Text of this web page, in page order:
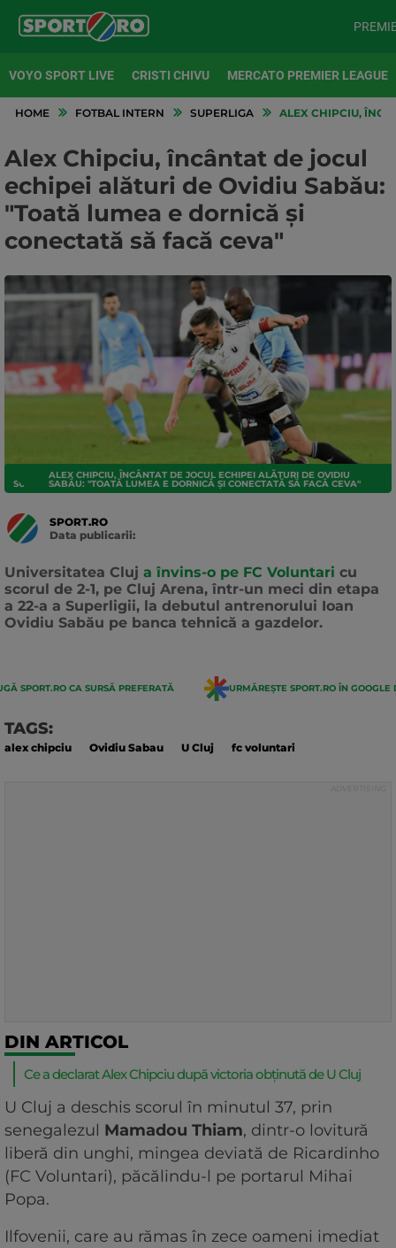
VOYO SPORT LIVE CRISTI CHIVU MERCATO PREMIER LEAGUE
HOME FOTBAL INTERN SUPERLIGA ALEX CHIPCIU,
Alex Chipciu, încântat de jocul
echipei alături de Ovidiu Sabău:
"Toată lumea e dornică și
conectată să facă ceva"
SUPERLIGA
ALEX CHIPCIU, ÎNCÂNTAT DE JOCUL ECHIPEI ALĂTURI DE OVIDIU
SABĂU: "TOATĂ LUMEA E DORNICĂ ȘI CONECTATĂ SĂ FACĂ CEVA"
SPORT.RO
Data publicarii:
Universitatea Cluj a învins-o pe FC Voluntari cu
scorul de 2-1, pe Cluj Arena, într-un meci din etapa
a 22-a a Superligii, la debutul antrenorului Ioan
Ovidiu Sabău pe banca tehnică a gazdelor.
SPORT.RO CA SURSĂ PREFERATĂ URMĂREȘTE SPORT.RO ÎN GOOGLE
TAGS:
alex chipciu Ovidiu Sabau U Cluj fc voluntari
DIN ARTICOL
Ce a declarat Alex Chipciu după victoria obținută de U Cluj
U Cluj a deschis scorul în minutul 37, prin
senegalezul Mamadou Thiam, dintr-o lovitură
liberă din unghi, mingea deviată de Ricardinho
(FC Voluntari), păcălindu-l pe portarul Mihai
Popa.
Ilfovenii, care au rămas în zece oameni imediat